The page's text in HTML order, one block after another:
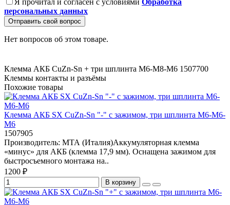
персональных данных
Отправить свой вопрос
Нет вопросов об этом товаре.
Клемма АКБ CuZn-Sn + три шплинта М6-М8-М6 1507700
Клеммы контакты и разъёмы
Похожие товары
Клемма АКБ SX CuZn-Sn "-" с зажимом, три шплинта М6-М6-
М6
1507905
Производитель: МТА (Италия)Аккумуляторная клемма
«минус» для АКБ (клемма 17,9 мм). Оснащена зажимом для
быстросъемного монтажа на..
1200 ₽
В корзину